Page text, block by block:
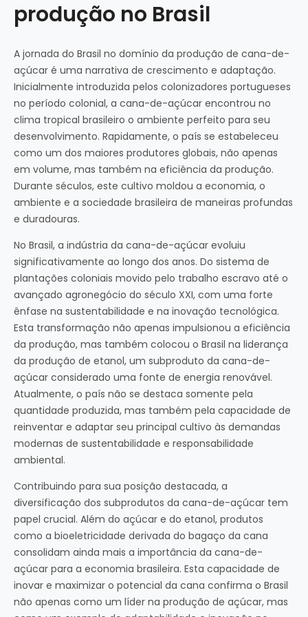
produção no Brasil
A jornada do Brasil no domínio da produção de cana-de-
açúcar é uma narrativa de crescimento e adaptação.
Inicialmente introduzida pelos colonizadores portugueses
no período colonial, a cana-de-açúcar encontrou no
clima tropical brasileiro o ambiente perfeito para seu
desenvolvimento. Rapidamente, o país se estabeleceu
como um dos maiores produtores globais, não apenas
em volume, mas também na eficiência da produção.
Durante séculos, este cultivo moldou a economia, o
ambiente e a sociedade brasileira de maneiras profundas
e duradouras.
No Brasil, a indústria da cana-de-açúcar evoluiu
significativamente ao longo dos anos. Do sistema de
plantações coloniais movido pelo trabalho escravo até o
avançado agronegócio do século XXI, com uma forte
ênfase na sustentabilidade e na inovação tecnológica.
Esta transformação não apenas impulsionou a eficiência
da produção, mas também colocou o Brasil na liderança
da produção de etanol, um subproduto da cana-de-
açúcar considerado uma fonte de energia renovável.
Atualmente, o país não se destaca somente pela
quantidade produzida, mas também pela capacidade de
reinventar e adaptar seu principal cultivo às demandas
modernas de sustentabilidade e responsabilidade
ambiental.
Contribuindo para sua posição destacada, a
diversificação dos subprodutos da cana-de-açúcar tem
papel crucial. Além do açúcar e do etanol, produtos
como a bioeletricidade derivada do bagaço da cana
consolidam ainda mais a importância da cana-de-
açúcar para a economia brasileira. Esta capacidade de
inovar e maximizar o potencial da cana confirma o Brasil
não apenas como um líder na produção de açúcar, mas